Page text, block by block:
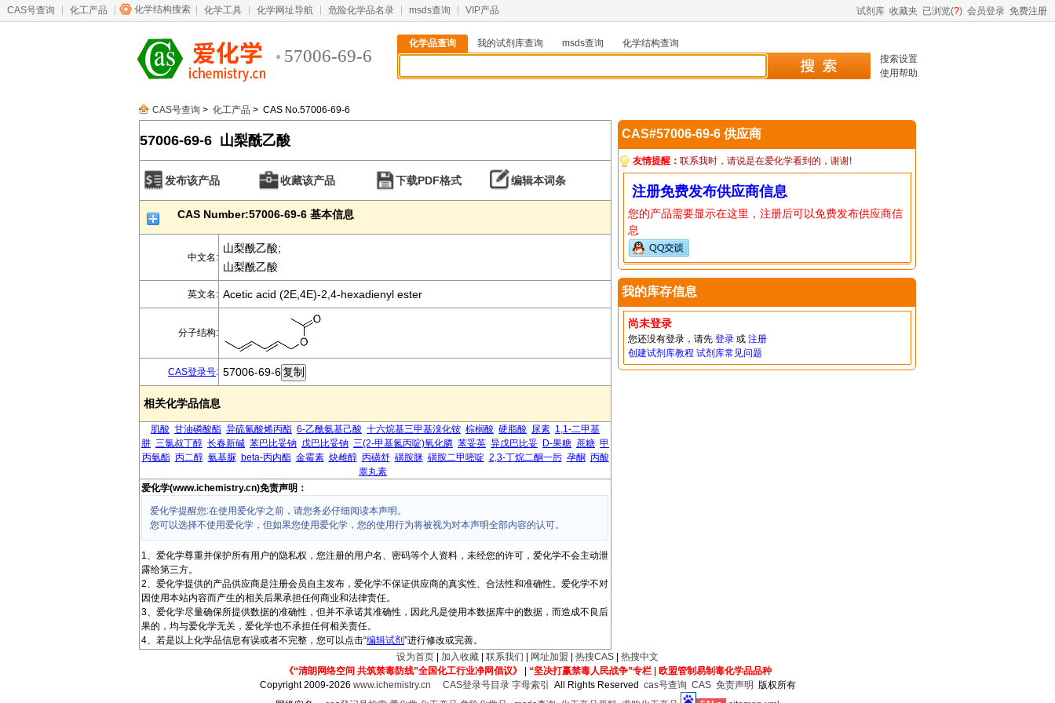
CAS号查询 化工产品 化学结构搜索 化学工具 化学网址导航 危险化学品名录 msds查询 VIP产品 试剂库 收藏夹 已浏览(?) 会员登录 免费注册
57006-69-6
化学品查询 我的试剂库查询 msds查询
化学结构查询
搜索设置
使用帮助
CAS号查询 > 化工产品 > CAS No.57006-69-6
57006-69-6 山梨酰乙酸
发布该产品 收藏该产品 下载PDF格式 编辑本词条
CAS Number:57006-69-6 基本信息
中文名:
山梨酰乙酸;
山梨酰乙酸
英文名: Acetic acid (2E,4E)-2,4-hexadienyl ester
分子结构:
CAS登录号: 57006-69-6
相关化学品信息
肌酸 甘油磷酸酯 异硫氰酸烯丙酯 6-乙酰氨基己酸 十六烷基三甲基溴化铵 棕榈酸 硬脂酸 尿素 1,1-二甲基
肼 三氯叔丁醇 长春新碱 苯巴比妥钠 戊巴比妥钠 三(2-甲基氮丙啶)氧化膦 苯妥英 异戊巴比妥 D-果糖 蔗糖 甲
丙氨酯 丙二醇 氨基脲 beta-丙内酯 金霉素 炔雌醇 丙磺舒 磺胺脒 磺胺二甲嘧啶 2,3-丁烷二酮一肟 孕酮 丙酸
睾丸素
爱化学(www.ichemistry.cn)免责声明：
爱化学提醒您:在使用爱化学之前，请您务必仔细阅读本声明。
您可以选择不使用爱化学，但如果您使用爱化学，您的使用行为将被视为对本声明全部内容的认可。
1、爱化学尊重并保护所有用户的隐私权，您注册的用户名、密码等个人资料，未经您的许可，爱化学不会主动泄
露给第三方。
2、爱化学提供的产品供应商是注册会员自主发布，爱化学不保证供应商的真实性、合法性和准确性。爱化学不对
因使用本站内容而产生的相关后果承担任何商业和法律责任。
3、爱化学尽量确保所提供数据的准确性，但并不承诺其准确性，因此凡是使用本数据库中的数据，而造成不良后
果的，均与爱化学无关，爱化学也不承担任何相关责任。
4、若是以上化学品信息有误或者不完整，您可以点击“编辑试剂 ”进行修改或完善。
CAS#57006-69-6 供应商
友情提醒： 联系我时，请说是在爱化学看到的，谢谢!
注册免费发布供应商信息
您的产品需要显示在这里，注册后可以免费发布供应商信
息
我的库存信息
尚未登录
您还没有登录，请先 登录或 注册
创建试剂库教程 试剂库常见问题
设为首页 加入收藏 联系我们 网址加盟 热搜CAS
热搜中文
《“清朗网络空间 共筑禁毒防线”全国化工行业净网倡议》
“坚决打赢禁毒人民战争”专栏|
欧盟管制易制毒化学品品种
Copyright 2009-2026 www.ichemistry.cn CAS登录号目录 字母索引 All Rights Reserved cas号查询 CAS 免责声明 版权所有